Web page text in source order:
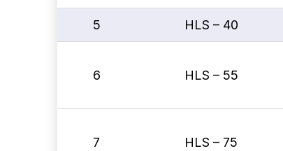
5 HLS – 40
6 HLS – 55
7 HLS – 75